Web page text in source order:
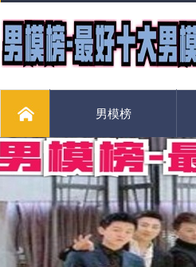
男模榜